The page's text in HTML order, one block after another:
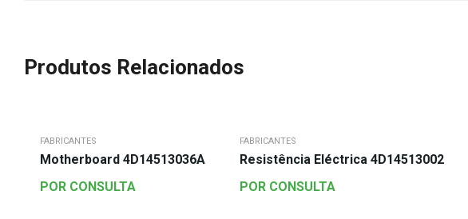
Produtos Relacionados
FABRICANTES
Motherboard 4D14513036A
POR CONSULTA
FABRICANTES
Resistência Eléctrica 4D14513002
POR CONSULTA